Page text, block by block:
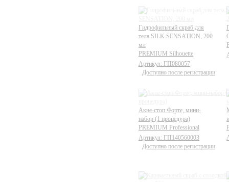
Гидрофильный скраб для
тела SILK SENSATION, 200
мл
PREMIUM Silhouette
Артикул: ГП080057
Доступно после регистрации
Акне-стоп Форте, мини-
набор (1 процедура)
PREMIUM Professional
Артикул: ГП140560003
Доступно после регистрации